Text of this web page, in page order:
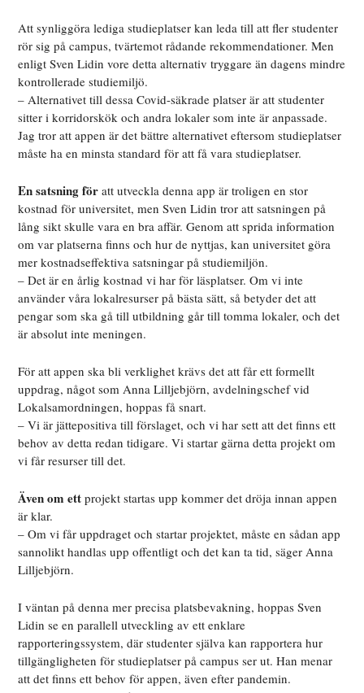
Att synliggöra lediga studieplatser kan leda till att fler studenter
rör sig på campus, tvärtemot rådande rekommendationer. Men
enligt Sven Lidin vore detta alternativ tryggare än dagens mindre
kontrollerade studiemiljö.
– Alternativet till dessa Covid-säkrade platser är att studenter
sitter i korridorskök och andra lokaler som inte är anpassade.
Jag tror att appen är det bättre alternativet eftersom studieplatser
måste ha en minsta standard för att få vara studieplatser.
En satsning för att utveckla denna app är troligen en stor
kostnad för universitet, men Sven Lidin tror att satsningen på
lång sikt skulle vara en bra affär. Genom att sprida information
om var platserna finns och hur de nyttjas, kan universitet göra
mer kostnadseffektiva satsningar på studiemiljön.
– Det är en årlig kostnad vi har för läsplatser. Om vi inte
använder våra lokalresurser på bästa sätt, så betyder det att
pengar som ska gå till utbildning går till tomma lokaler, och det
är absolut inte meningen.
För att appen ska bli verklighet krävs det att får ett formellt
uppdrag, något som Anna Lilljebjörn, avdelningschef vid
Lokalsamordningen, hoppas få snart.
– Vi är jättepositiva till förslaget, och vi har sett att det finns ett
behov av detta redan tidigare. Vi startar gärna detta projekt om
vi får resurser till det.
Även om ett projekt startas upp kommer det dröja innan appen
är klar.
– Om vi får uppdraget och startar projektet, måste en sådan app
sannolikt handlas upp offentligt och det kan ta tid, säger Anna
Lilljebjörn.
I väntan på denna mer precisa platsbevakning, hoppas Sven
Lidin se en parallell utveckling av ett enklare
rapporteringssystem, där studenter själva kan rapportera hur
tillgängligheten för studieplatser på campus ser ut. Han menar
att det finns ett behov för appen, även efter pandemin.